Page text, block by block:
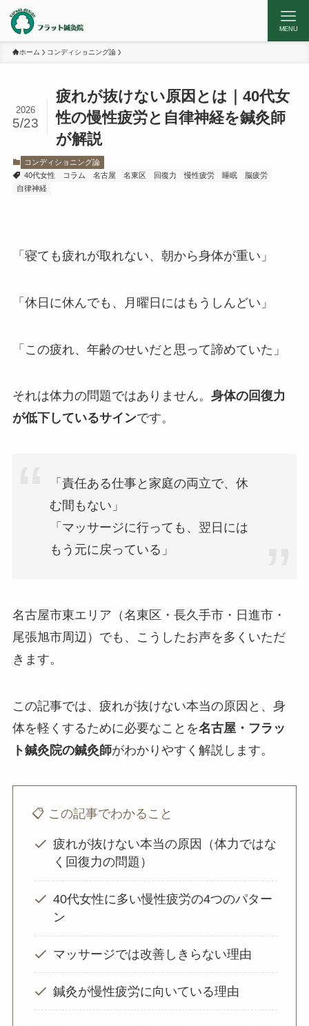
MENU
ホーム コンディショニング論
疲れが抜けない原因とは｜40代女
性の慢性疲労と自律神経を鍼灸師
が解説
2026
5/23
コンディショニング論
40代女性
コラム 名古屋 名東区 回復力 慢性疲労 睡眠
脳疲労
自律神経
「寝ても疲れが取れない、朝から身体が重い」
「休日に休んでも、月曜日にはもうしんどい」
「この疲れ、年齢のせいだと思って諦めていた」
それは体力の問題ではありません。 身体の回復力
が低下しているサインです。
「責任ある仕事と家庭の両立で、休
む間もない」
「マッサージに行っても、翌日には
もう元に戻っている」
名古屋市東エリア（名東区・長久手市・日進市・
尾張旭市周辺）でも、こうしたお声を多くいただ
きます。
この記事では、疲れが抜けない本当の原因と、身
体を軽くするために必要なことを名古屋・フラッ
ト鍼灸院の鍼灸師がわかりやすく解説します。
📋 この記事でわかること
疲れが抜けない本当の原因（体力ではな
く回復力の問題）
40代女性に多い慢性疲労の4つのパター
ン
マッサージでは改善しきらない理由
鍼灸が慢性疲労に向いている理由